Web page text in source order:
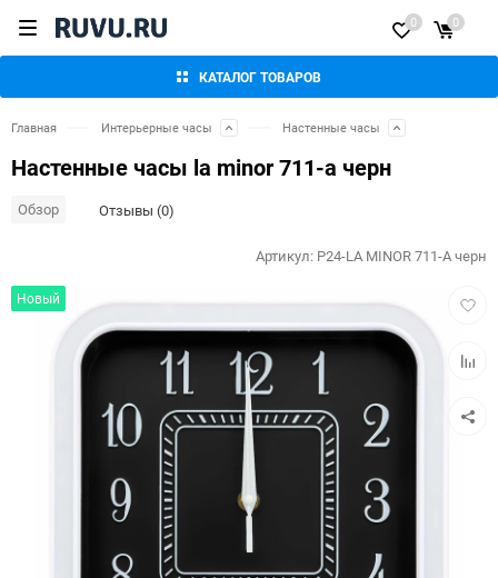
КАТАЛОГ ТОВАРОВ
0 0
Главная Интерьерные часы Настенные часы
Настенные часы la minor 711-a черн
Обзор Отзывы (0)
Новый
Артикул: P24-LA MINOR 711-A черн